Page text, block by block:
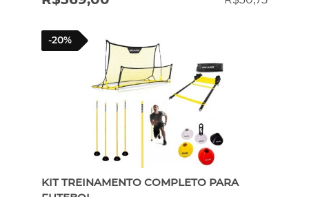
-20%
KIT TREINAMENTO COMPLETO PARA